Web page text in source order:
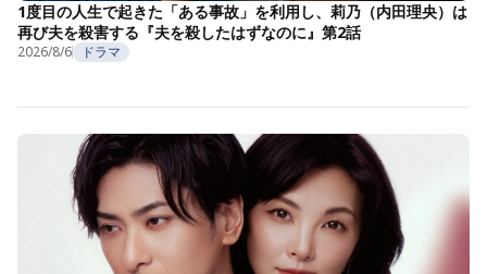
1度目の人生で起きた「ある事故」を利用し、莉乃（内田理央）は
再び夫を殺害する『夫を殺したはずなのに』第2話
2026/8/6 ドラマ